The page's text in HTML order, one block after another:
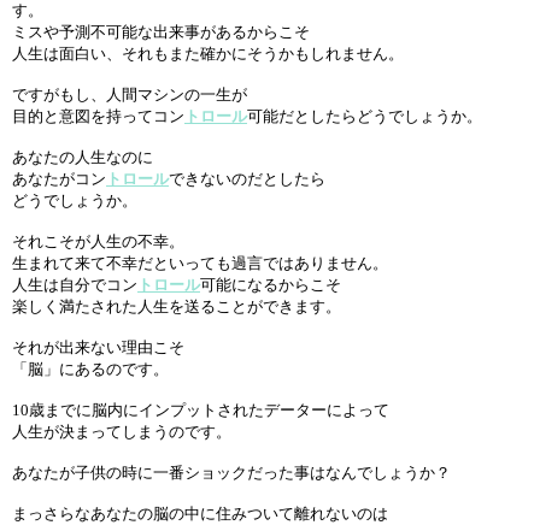
す。
ミスや予測不可能な出来事があるからこそ
人生は面白い、それもまた確かにそうかもしれません。
ですがもし、人間マシンの一生が
目的と意図を持ってコン トロール可能だとしたらどうでしょうか。
あなたの人生なのに
あなたがコン トロールできないのだとしたら
どうでしょうか。
それこそが人生の不幸。
生まれて来て不幸だといっても過言ではありません。
人生は自分でコン トロール可能になるからこそ
楽しく満たされた人生を送ることができます。
それが出来ない理由こそ
「脳」にあるのです。
10歳までに脳内にインプットされたデーターによって
人生が決まってしまうのです。
あなたが子供の時に一番ショックだった事はなんでしょうか？
まっさらなあなたの脳の中に住みついて離れないのは